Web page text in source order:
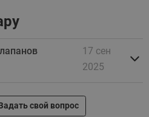
17 сен
2025
свой вопрос